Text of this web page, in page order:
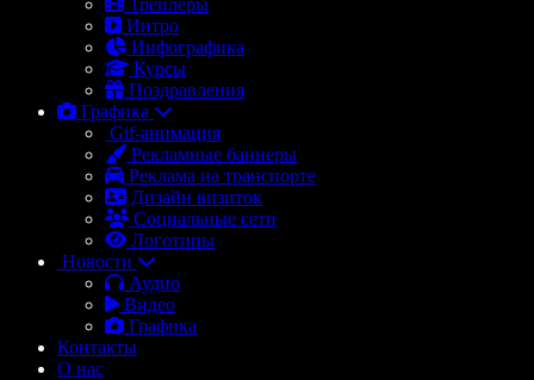
Трейлеры
Интро
Инфографика
Курсы
Поздравления
Графика
Gif-анимация
Рекламные баннеры
Реклама на транспорте
Дизайн визиток
Социальные сети
Логотипы
Новости
Аудио
Видео
Графика
Контакты
О нас